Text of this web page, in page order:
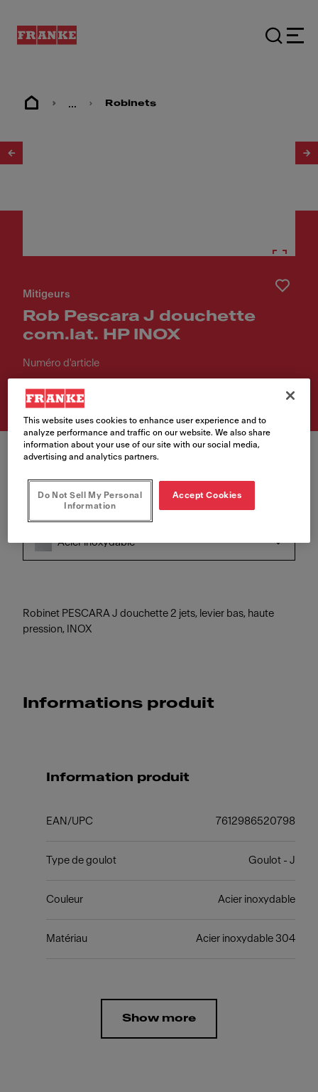
... Robinets
Mitigeurs
Rob Pescara J douchette
com.lat. HP INOX
Numéro d'article
Acier inoxydable
Robinet PESCARA J douchette 2 jets, levier bas, haute
pression, INOX
Informations produit
Information produit
EAN/UPC 7612986520798
Type de goulot Goulot - J
Couleur Acier inoxydable
Matériau Acier inoxydable 304
Show more
This website uses cookies to enhance user experience and to
analyze performance and traffic on our website. We also share
information about your use of our site with our social media,
advertising and analytics partners.
Do Not Sell My Personal
Information
Accept Cookies